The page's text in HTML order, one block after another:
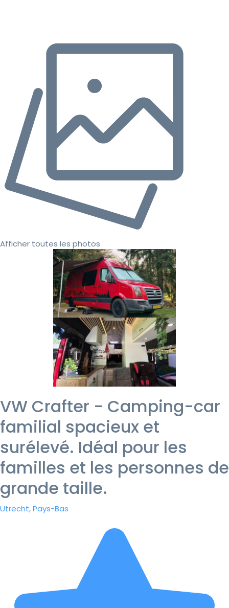
Afficher toutes les photos
VW Crafter - Camping-car
familial spacieux et
surélevé. Idéal pour les
familles et les personnes de
grande taille.
Utrecht, Pays-Bas